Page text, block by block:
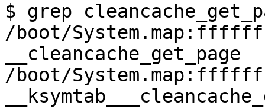
$ grep
/boot/
__cleancache_get_page
/boot/